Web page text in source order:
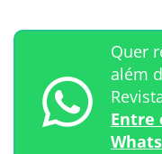
Quer
além
Entre